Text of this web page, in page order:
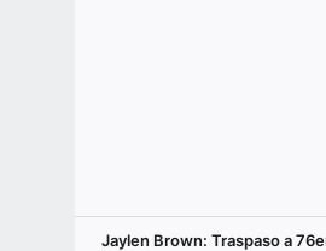
Jaylen Brown: Traspaso a